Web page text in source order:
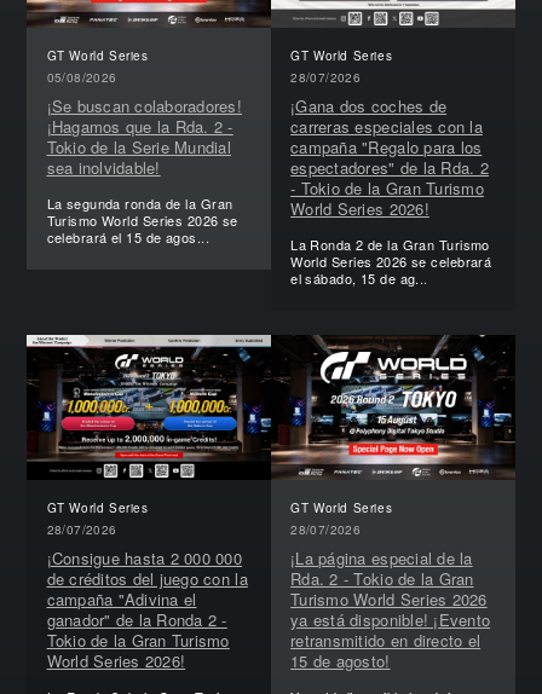
GT World Series
05/08/2026
¡Se buscan colaboradores!
¡Hagamos que la Rda. 2 -
Tokio de la Serie Mundial
sea inolvidable!
La segunda ronda de la Gran
Turismo World Series 2026 se
celebrará el 15 de agos...
GT World Series
28/07/2026
¡Gana dos coches de
carreras especiales con la
campaña "Regalo para los
espectadores" de la Rda. 2
- Tokio de la Gran Turismo
World Series 2026!
La Ronda 2 de la Gran Turismo
World Series 2026 se celebrará
el sábado, 15 de ag...
GT World Series
28/07/2026
¡Consigue hasta 2 000 000
de créditos del juego con la
campaña "Adivina el
ganador" de la Ronda 2 -
Tokio de la Gran Turismo
World Series 2026!
GT World Series
28/07/2026
¡La página especial de la
Rda. 2 - Tokio de la Gran
Turismo World Series 2026
ya está disponible! ¡Evento
retransmitido en directo el
15 de agosto!